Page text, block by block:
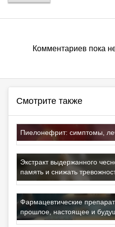
Комментариев пока
Смотрите также
Пиелонефрит: симптомы,
Экстракт выдержанного
память и снижать
Фармацевтические
прошлое, настоящее и